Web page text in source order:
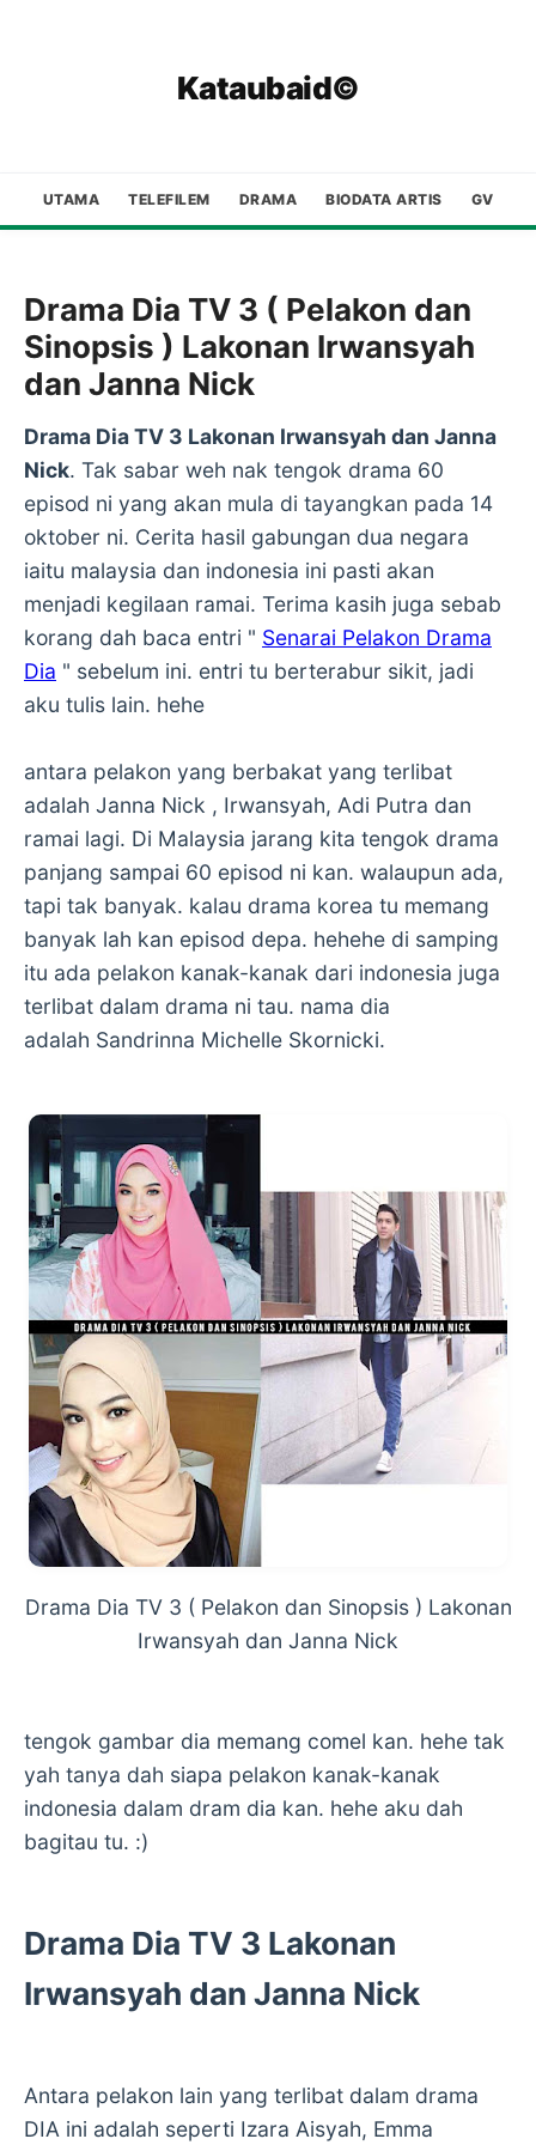
Kataubaid©
UTAMA TELEFILEM DRAMA BIODATA ARTIS GV
Drama Dia TV 3 ( Pelakon dan
Sinopsis ) Lakonan Irwansyah
dan Janna Nick
Drama Dia TV 3 Lakonan Irwansyah dan Janna
Nick. Tak sabar weh nak tengok drama 60
episod ni yang akan mula di tayangkan pada 14
oktober ni. Cerita hasil gabungan dua negara
iaitu malaysia dan indonesia ini pasti akan
menjadi kegilaan ramai. Terima kasih juga sebab
korang dah baca entri " Senarai Pelakon Drama
Dia " sebelum ini. entri tu berterabur sikit, jadi
aku tulis lain. hehe
antara pelakon yang berbakat yang terlibat
adalah Janna Nick , Irwansyah, Adi Putra dan
ramai lagi. Di Malaysia jarang kita tengok drama
panjang sampai 60 episod ni kan. walaupun ada,
tapi tak banyak. kalau drama korea tu memang
banyak lah kan episod depa. hehehe di samping
itu ada pelakon kanak-kanak dari indonesia juga
terlibat dalam drama ni tau. nama dia
adalah Sandrinna Michelle Skornicki.
Drama Dia TV 3 ( Pelakon dan Sinopsis ) Lakonan
Irwansyah dan Janna Nick
tengok gambar dia memang comel kan. hehe tak
yah tanya dah siapa pelakon kanak-kanak
indonesia dalam dram dia kan. hehe aku dah
bagitau tu. :)
Drama Dia TV 3 Lakonan
Irwansyah dan Janna Nick
Antara pelakon lain yang terlibat dalam drama
DIA ini adalah seperti Izara Aisyah, Emma